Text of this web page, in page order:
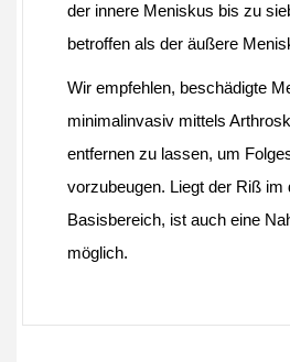
der innere Meniskus bis zu
betroffen als der äußere
Wir empfehlen, beschädigte
minimalinvasiv mittels
entfernen zu lassen, um
vorzubeugen. Liegt der Riß im
Basisbereich, ist auch eine
möglich.